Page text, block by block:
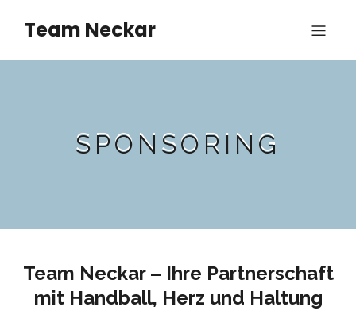
Team Neckar
SPONSORING
Team Neckar – Ihre Partnerschaft
mit Handball, Herz und Haltung